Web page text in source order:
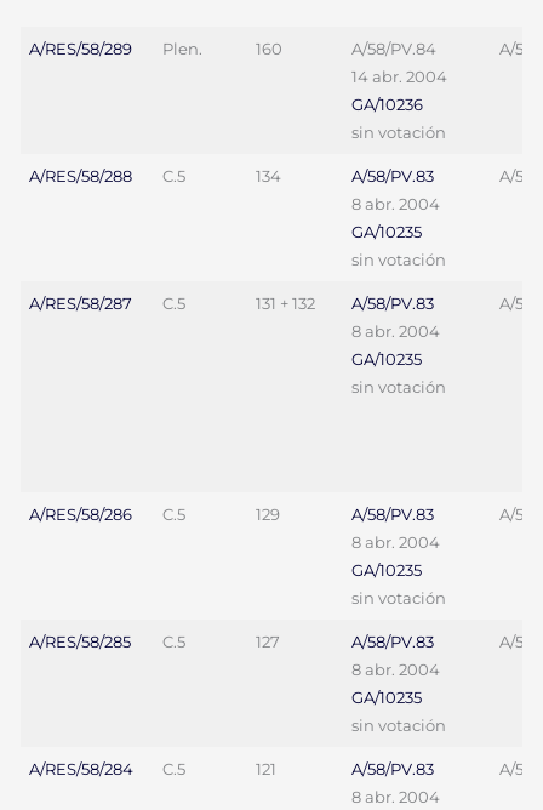
A/RES/58/289 Plen. 160
A/58/PV.84
14 abr. 2004
GA/10236
sin votación
A/58/
A/RES/58/288 C.5 134
A/58/PV.83
8 abr. 2004
GA/10235
sin votación
A/58/
A/RES/58/287 C.5 131 + 132
A/58/PV.83
8 abr. 2004
GA/10235
sin votación
A/58/
A/RES/58/286 C.5 129
A/58/PV.83
8 abr. 2004
GA/10235
sin votación
A/58/
A/RES/58/285 C.5 127
A/58/PV.83
8 abr. 2004
GA/10235
sin votación
A/58/
A/RES/58/284 C.5 121
A/58/PV.83
8 abr. 2004
A/58/